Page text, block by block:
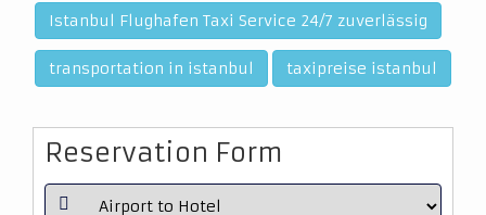
Istanbul Flughafen Taxi Service 24/7 zuverlässig
transportation in istanbul taxipreise istanbul
Reservation Form